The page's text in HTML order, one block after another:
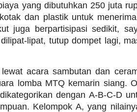
yang dibutuhkan 250 juta
dan plastik untuk
juga berpartisipasi sedikit,
lipat, tutup dompet lagi,
acara sambutan dan
lomba MTQ kemarin siang.
dengan A-B-C-D
Kelompok A, yang